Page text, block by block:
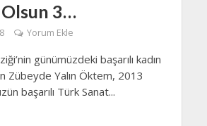
3…
Yorum Ekle
günümüzdeki başarılı kadın
Zübeyde Yalın Öktem, 2013
başarılı Türk Sanat...